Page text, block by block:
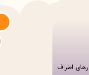
اطراف